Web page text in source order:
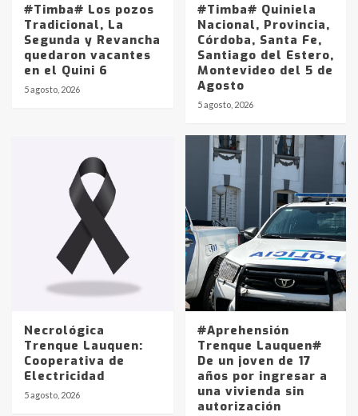
#Timba# Los pozos
Tradicional, La
Segunda y Revancha
quedaron vacantes
en el Quini 6
5 agosto, 2026
#Timba# Quiniela
Nacional, Provincia,
Córdoba, Santa Fe,
Santiago del Estero,
Montevideo del 5 de
Agosto
5 agosto, 2026
Necrológica
Trenque Lauquen:
Cooperativa de
Electricidad
5 agosto, 2026
#Aprehensión
Trenque Lauquen#
De un joven de 17
años por ingresar a
una vivienda sin
autorización
Identidad de los adolescentes
pampeanos que fueron
en la mañana del lunes
Accidente en Ruta 5: falleció un
joven de Trenque Lauquen
Los precios de los combustibles en
La Pampa, desde YPF hasta Axion
entre 857 a 1338 pesos
La Bolsa de Cereales de Bahía
Blanca anticipa que Agosto vendrá
con lluvias y heladas, en gran parte